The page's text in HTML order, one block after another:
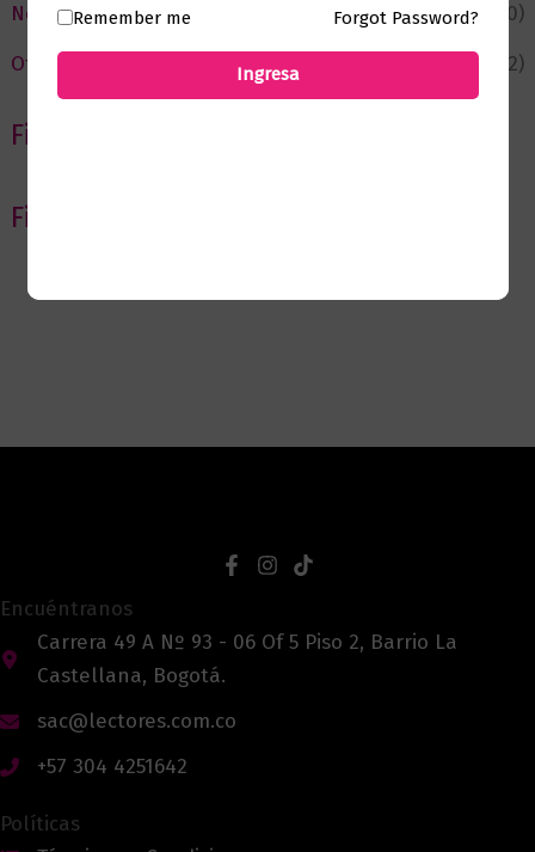
Novedades
(110)
Ofertas
(12)
Filtrar por Autor
Filtrar por editorial
Encuéntranos
Carrera 49 A Nº 93 - 06 Of 5 Piso 2, Barrio La
Castellana, Bogotá.
sac@lectores.com.co
+57 304 4251642
Políticas
Remember me Forgot Password?
Ingresa